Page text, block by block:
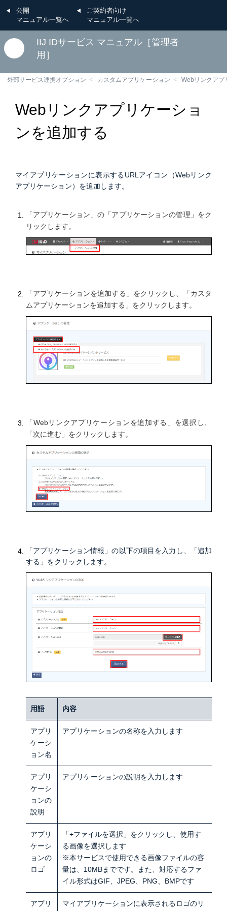
公開
マニュアル一覧へ
ご契約者向け
マニュアル一覧へ
IIJ IDサービス マニュアル［管理者
用］
外部サービス連携オプション カスタムアプリケーション Webリンクアプ
Webリンクアプリケーショ
ンを追加する
マイアプリケーションに表示するURLアイコン（Webリンク
アプリケーション）を追加します。
「アプリケーション」の「アプリケーションの管理」をク
リックします。
「アプリケーションを追加する」をクリックし、「カスタ
ムアプリケーションを追加する」をクリックします。
「Webリンクアプリケーションを追加する」を選択し、
「次に進む」をクリックします。
「アプリケーション情報」の以下の項目を入力し、「追加
する」をクリックします。
用語 内容
アプリ
ケーシ
ョン名
アプリケーションの名称を入力します
アプリ
ケーシ
ョンの
説明
アプリケーションの説明を入力します
アプリ
ケーシ
ョンの
ロゴ
「+ファイルを選択」をクリックし、使用す
る画像を選択します
※本サービスで使用できる画像ファイルの容
量は、10MBまでです。また、対応するファ
イル形式はGIF、JPEG、PNG、BMPです
アプリ マイアプリケーションに表示されるロゴのリ